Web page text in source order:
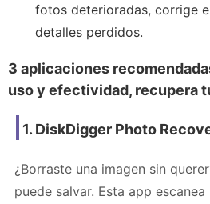
fotos deterioradas, corrige
detalles perdidos.
3 aplicaciones
uso y efectividad, recupera
1. DiskDigger Photo
¿Borraste una imagen sin
puede salvar. Esta app